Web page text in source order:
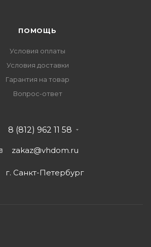
ПОМОЩЬ
Условия оплаты
Условия доставки
Гарантия на товар
Вопрос-ответ
8 (812) 962 11 58
zakaz@vhdom.ru
г. Санкт-Петербург